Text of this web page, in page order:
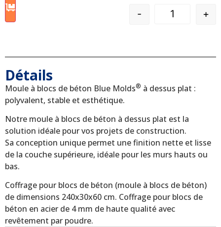
- +
Détails
Moule à blocs de béton Blue Molds® à dessus plat :
polyvalent, stable et esthétique.
Notre moule à blocs de béton à dessus plat est la
solution idéale pour vos projets de construction.
Sa conception unique permet une finition nette et lisse
de la couche supérieure, idéale pour les murs hauts ou
bas.
Coffrage pour blocs de béton (moule à blocs de béton)
de dimensions 240x30x60 cm. Coffrage pour blocs de
béton en acier de 4 mm de haute qualité avec
revêtement par poudre.